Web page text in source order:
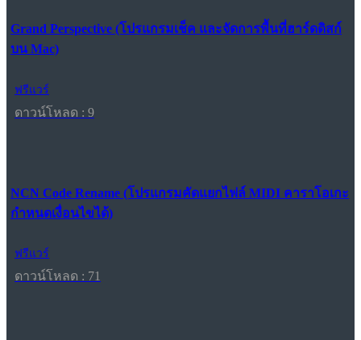
Grand Perspective (โปรแกรมเช็ค และจัดการพื้นที่ฮาร์ดดิสก์
บน Mac)
ฟรีแวร์
ดาวน์โหลด : 9
NCN Code Rename (โปรแกรมคัดแยกไฟล์ MIDI คาราโอเกะ
กำหนดเงื่อนไขได้)
ฟรีแวร์
ดาวน์โหลด : 71